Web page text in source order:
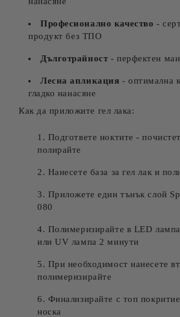
Професионално качество -
продукт без ТПО
Дълготрайност - перфектен
Лесна апликация - оптимална
гладко нанасяне
Как да приложите гел лака:
Подгответе ноктите -
полирайте
Нанесете база за гел лак и
Приложете един тънък слой
080
Полимеризирайте в LED
или UV лампа 2 минути
При необходимост нанесете
полимеризирайте
Финализирайте с топ
носка